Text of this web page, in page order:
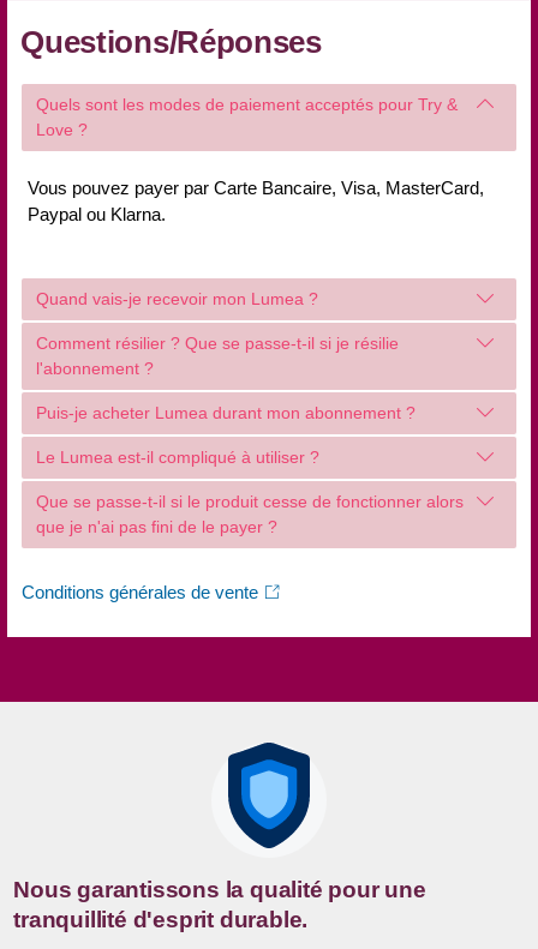
Questions/Réponses
Quels sont les modes de paiement acceptés pour Try &
Love ?
Vous pouvez payer par Carte Bancaire, Visa, MasterCard,
Paypal ou Klarna.
Quand vais-je recevoir mon Lumea ?
Comment résilier ? Que se passe-t-il si je résilie
l'abonnement ?
Puis-je acheter Lumea durant mon abonnement ?
Le Lumea est-il compliqué à utiliser ?
Que se passe-t-il si le produit cesse de fonctionner alors
que je n'ai pas fini de le payer ?
Conditions générales de vente
Nous garantissons la qualité pour une
tranquillité d'esprit durable.